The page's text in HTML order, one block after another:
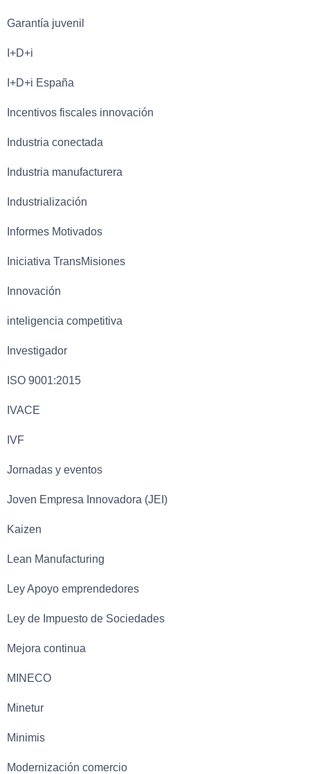
Garantía juvenil
I+D+i
I+D+i España
Incentivos fiscales innovación
Industria conectada
Industria manufacturera
Industrialización
Informes Motivados
Iniciativa TransMisiones
Innovación
inteligencia competitiva
Investigador
ISO 9001:2015
IVACE
IVF
Jornadas y eventos
Joven Empresa Innovadora (JEI)
Kaizen
Lean Manufacturing
Ley Apoyo emprendedores
Ley de Impuesto de Sociedades
Mejora continua
MINECO
Minetur
Minimis
Modernización comercio